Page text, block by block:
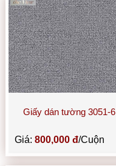
Giấy dán tường 3051-6
Giá:800,000 đ/Cuộn